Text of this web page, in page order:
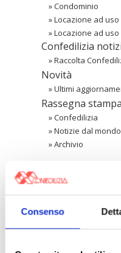
Consenso
»Condominio
»Locazione ad
»Locazione ad
Confedilizia
»Raccolta
Novità
»Ultimi
Rassegna stampa
»Confedilizia
»Notizie dal
»Archivio
〉 Area